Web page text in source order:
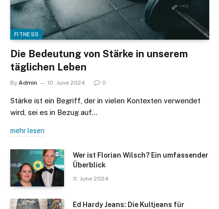
FITNESS
Die Bedeutung von Stärke in unserem
täglichen Leben
By Admin 10. June 2024 0
Stärke ist ein Begriff, der in vielen Kontexten verwendet
wird, sei es in Bezug auf…
mehr lesen
Wer ist Florian Wilsch? Ein umfassender
Überblick
11. June 2024
Ed Hardy Jeans: Die Kultjeans für